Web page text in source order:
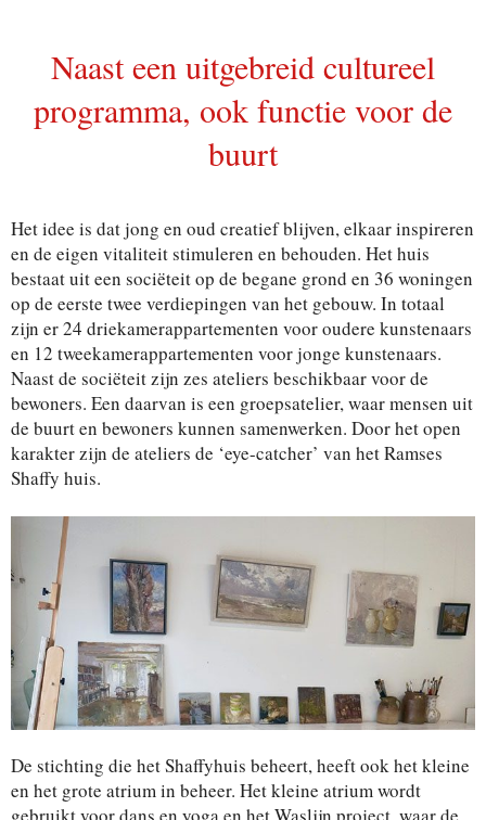
Naast een uitgebreid cultureel
programma, ook functie voor de
buurt
Het idee is dat jong en oud creatief blijven, elkaar inspireren
en de eigen vitaliteit stimuleren en behouden. Het huis
bestaat uit een sociëteit op de begane grond en 36 woningen
op de eerste twee verdiepingen van het gebouw. In totaal
zijn er 24 driekamerappartementen voor oudere kunstenaars
en 12 tweekamerappartementen voor jonge kunstenaars.
Naast de sociëteit zijn zes ateliers beschikbaar voor de
bewoners. Een daarvan is een groepsatelier, waar mensen uit
de buurt en bewoners kunnen samenwerken. Door het open
karakter zijn de ateliers de ‘eye-catcher’ van het Ramses
Shaffy huis.
De stichting die het Shaffyhuis beheert, heeft ook het kleine
en het grote atrium in beheer. Het kleine atrium wordt
gebruikt voor dans en yoga en het Waslijn project, waar de